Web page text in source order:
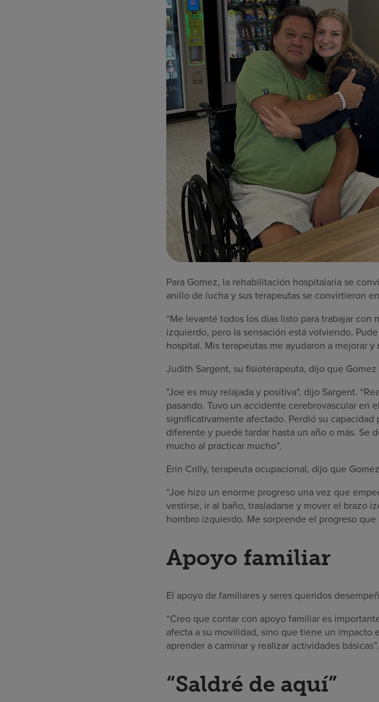
Para Gomez, la rehabilitación hospitalaria se
anillo de lucha y sus terapeutas se convirtieron
“Me levanté todos los días listo para trabajar
izquierdo, pero la sensación está volviendo.
hospital. Mis terapeutas me ayudaron a mejorar
Judith Sargent, su fisioterapeuta, dijo que
"Joe es muy relajada y positiva", dijo Sargent.
pasando. Tuvo un accidente cerebrovascular
significativamente afectado. Perdió su
diferente y puede tardar hasta un año o más. Se
mucho al practicar mucho”.
Erin Crilly, terapeuta ocupacional, dijo que
“Joe hizo un enorme progreso una vez que
vestirse, ir al baño, trasladarse y mover el brazo
hombro izquierdo. Me sorprende el progreso
Apoyo familiar
El apoyo de familiares y seres queridos
“Creo que contar con apoyo familiar es
afecta a su movilidad, sino que tiene un impacto
aprender a caminar y realizar actividades básicas”.
“Saldré de aquí”